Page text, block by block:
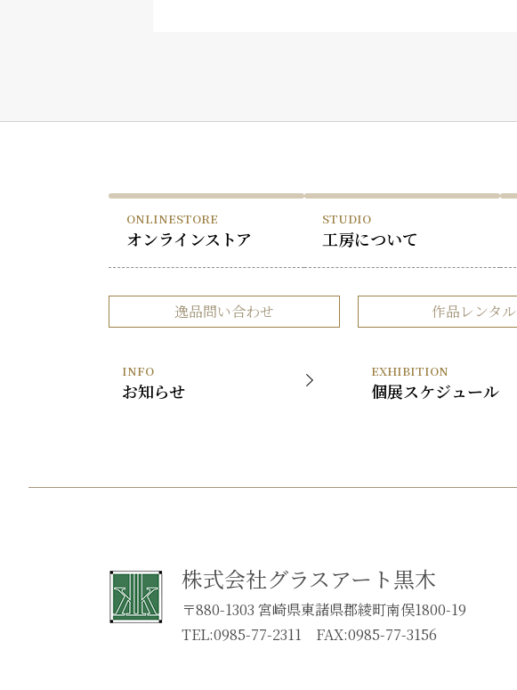
ONLINESTORE
オンラインストア
STUDIO
工房について
逸品問い合わせ 作品レンタル
INFO
お知らせ
EXHIBITION
個展スケジュール
株式会社グラスアート黒木
〒880-1303 宮崎県東諸県郡綾町南俣1800-19
TEL:0985-77-2311 FAX:0985-77-3156